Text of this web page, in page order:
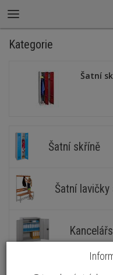
Kategorie
Šatní
Šatní skříně
Šatní lavičky